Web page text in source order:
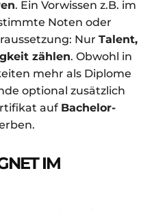
. Ein Vorwissen z.B. im
Noten oder
Nur Talent,
zählen. Obwohl in
mehr als Diplome
optional zusätzlich
auf Bachelor-
IM